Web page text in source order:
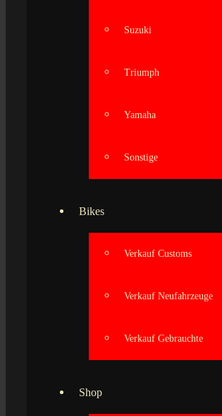
Suzuki
Triumph
Yamaha
Sonstige
Bikes
Verkauf Customs
Verkauf Neufahrzeuge
Verkauf Gebrauchte
Shop